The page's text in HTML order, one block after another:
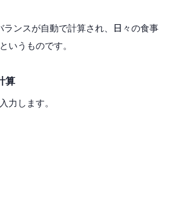
ランスが自動で計算され、日々の食事
いうものです。
算
力します。